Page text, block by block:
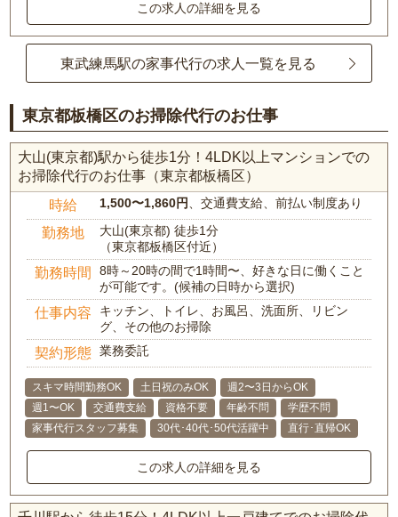
この求人の詳細を見る
東武練馬駅の家事代行の求人一覧を見る
東京都板橋区のお掃除代行のお仕事
大山(東京都)駅から徒歩1分！4LDK以上マンションでの
お掃除代行のお仕事（東京都板橋区）
時給 1,500〜1,860円 、交通費支給、前払い制度あり
勤務地
大山(東京都) 徒歩1分
（東京都板橋区付近）
勤務時間
8時～20時の間で1時間〜、好きな日に働くこと
が可能です。(候補の日時から選択)
仕事内容
キッチン、トイレ、お風呂、洗面所、リビン
グ、その他のお掃除
契約形態 業務委託
スキマ時間勤務OK 土日祝のみOK
週2〜3日からOK
週1〜OK
交通費支給 資格不要 年齢不問
学歴不問
家事代行スタッフ募集
30代･40代･50代活躍中 直行･直帰OK
この求人の詳細を見る